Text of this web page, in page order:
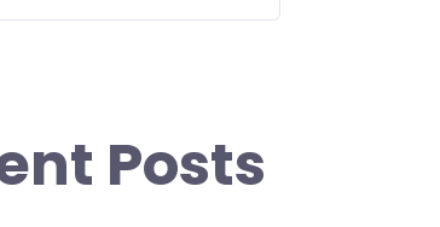
Posts